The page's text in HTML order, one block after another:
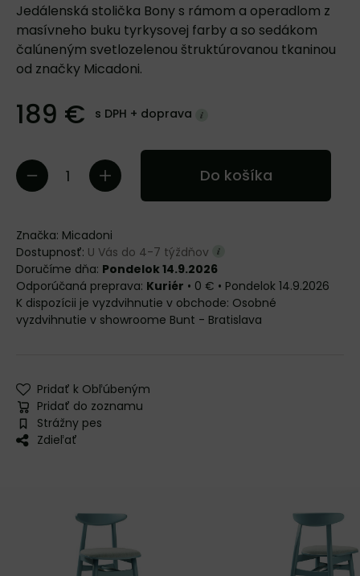
Jedálenská stolička Bony s rámom a operadlom z
masívneho buku tyrkysovej farby a so sedákom
čalúneným svetlozelenou štruktúrovanou tkaninou
od značky Micadoni.
189 € s DPH + doprava
Do košíka
Značka: Micadoni
Dostupnosť: U Vás do 4-7 týždňov
Doručíme dňa: Pondelok 14.9.2026
Kuriér • 0 € • Pondelok 14.9.2026
Osobné
vyzdvihnutie v showroome Bunt - Bratislava
Pridať k Obľúbeným
Pridať do zoznamu
Strážny pes
Zdieľať